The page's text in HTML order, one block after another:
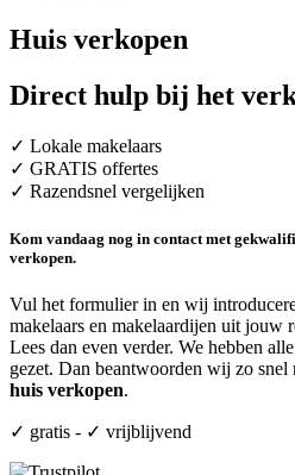
Huis verkopen
Direct hulp bij het
✓ Lokale makelaars
✓ GRATIS offertes
✓ Razendsnel vergelijken
Kom vandaag nog in contact met
verkopen.
Vul het formulier in en wij
makelaars en makelaardijen uit jouw
Lees dan even verder. We hebben
gezet. Dan beantwoorden wij zo
huis verkopen.
✓ gratis - ✓ vrijblijvend